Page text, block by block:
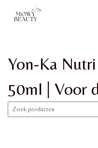
Yon-Ka
50ml | Voor